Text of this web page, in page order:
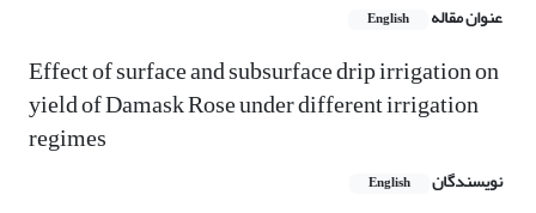
عنوان مقاله English
Effect of surface and subsurface drip irrigation on
yield of Damask Rose under different irrigation
regimes
نویسندگان English